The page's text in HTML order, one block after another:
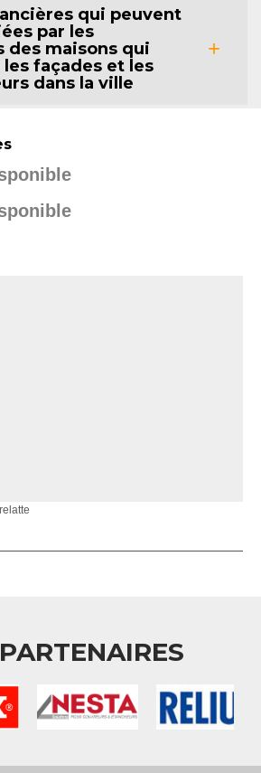
qui peuvent
par les
des maisons qui
façades et les
dans la ville